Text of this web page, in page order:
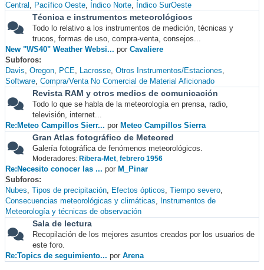
Central
Pacífico Oeste Índico Norte Índico SurOeste
Técnica e instrumentos meteorológicos
Todo lo relativo a los instrumentos de medición, técnicas y
trucos, formas de uso, compra-venta, consejos...
New "WS40" Weather Websi... por Cavaliere
Subforos
Davis Oregon PCE Lacrosse Otros Instrumentos/Estaciones
Software Compra/Venta No Comercial de Material Aficionado
Revista RAM y otros medios de comunicación
Todo lo que se habla de la meteorología en prensa, radio,
televisión, internet...
Re:Meteo Campillos Sierr... por Meteo Campillos Sierra
Gran Atlas fotográfico de Meteored
Galería fotográfica de fenómenos meteorológicos.
Moderadores: Ribera-Met, febrero 1956
Re:Necesito conocer las ... por M_Pinar
Subforos
Nubes Tipos de precipitación Efectos ópticos Tiempo severo
Consecuencias meteorológicas y climáticas
Instrumentos de
Meteorología y técnicas de observación
Sala de lectura
Recopilación de los mejores asuntos creados por los usuarios de
este foro.
Re:Topics de seguimiento... por Arena